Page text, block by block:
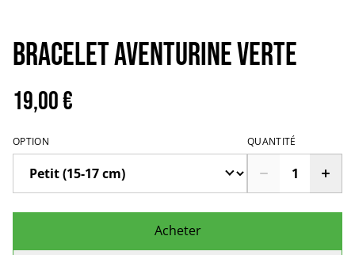
Bracelet aventurine verte
19,00 €
OPTION QUANTITÉ
Acheter